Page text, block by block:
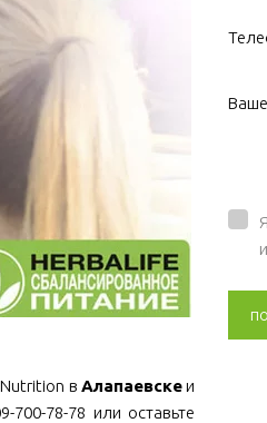
Nutrition вАлапаевскеи
700-78-78 или оставьте